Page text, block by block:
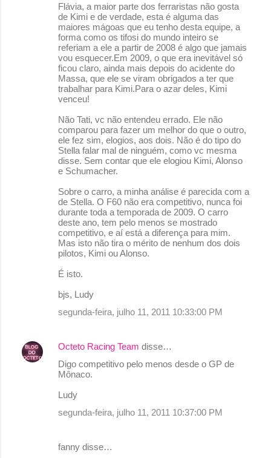
Flávia, a maior parte dos ferraristas não gosta
de Kimi e de verdade, esta é alguma das
maiores mágoas que eu tenho desta equipe, a
forma como os tifosi do mundo inteiro se
referiam a ele a partir de 2008 é algo que jamais
vou esquecer.Em 2009, o que era inevitável só
ficou claro, ainda mais depois do acidente do
Massa, que ele se viram obrigados a ter que
trabalhar para Kimi.Para o azar deles, Kimi
venceu!
Não Tati, vc não entendeu errado. Ele não
comparou para fazer um melhor do que o outro,
ele fez sim, elogios, aos dois. Não é do tipo do
Stella falar mal de ninguém, como vc mesma
disse. Sem contar que ele elogiou Kimi, Alonso
e Schumacher.
Sobre o carro, a minha análise é parecida com a
de Stella. O F60 não era competitivo, nunca foi
durante toda a temporada de 2009. O carro
deste ano, tem pelo menos se mostrado
competitivo, e aí está a diferença para mim.
Mas isto não tira o mérito de nenhum dos dois
pilotos, Kimi ou Alonso.
É isto.
bjs, Ludy
segunda-feira, julho 11, 2011 10:33:00 PM
Octeto Racing Team disse…
Digo competitivo pelo menos desde o GP de
Mônaco.
Ludy
segunda-feira, julho 11, 2011 10:37:00 PM
fanny disse…